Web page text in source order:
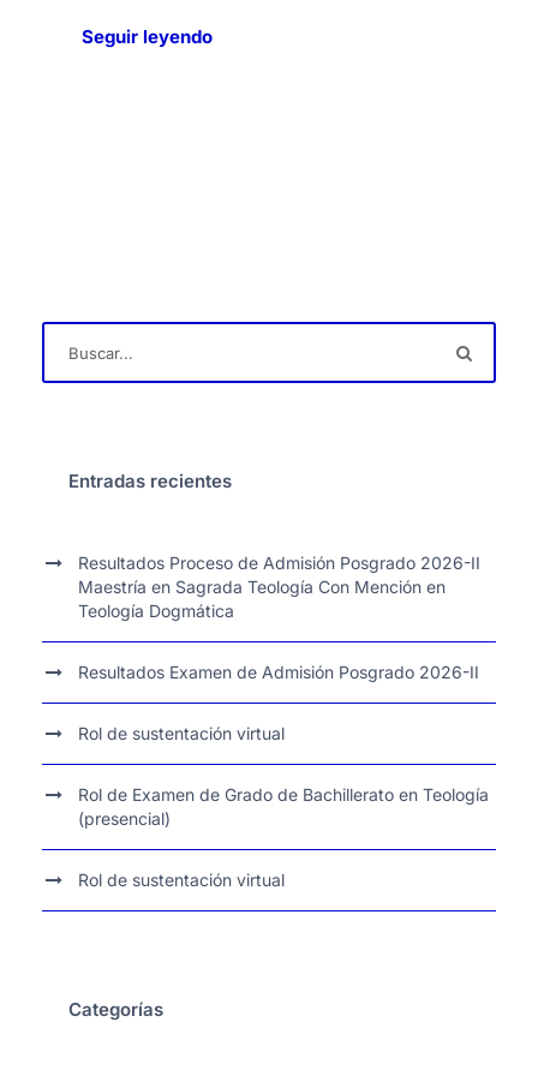
Seguir leyendo
Entradas recientes
Resultados Proceso de Admisión Posgrado 2026-II
Maestría en Sagrada Teología Con Mención en
Teología Dogmática
Resultados Examen de Admisión Posgrado 2026-II
Rol de sustentación virtual
Rol de Examen de Grado de Bachillerato en Teología
(presencial)
Rol de sustentación virtual
Categorías